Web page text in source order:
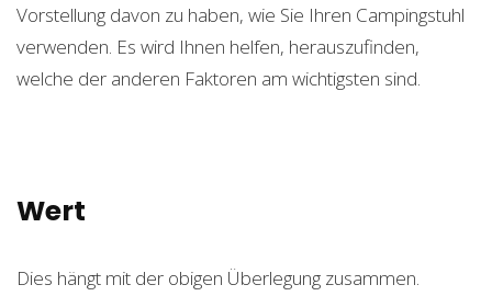
Vorstellung davon zu haben, wie Sie Ihren Campingstuhl
verwenden. Es wird Ihnen helfen, herauszufinden,
welche der anderen Faktoren am wichtigsten sind.
Wert
Dies hängt mit der obigen Überlegung zusammen.